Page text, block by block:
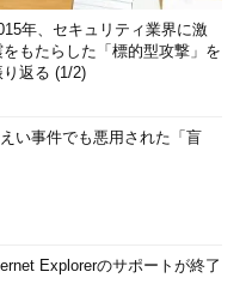
年、セキュリティ業界に激
をもたらした「標的型攻撃」を
り返る (1/2)
い事件でも悪用された「盲
Explorerのサポートが終了